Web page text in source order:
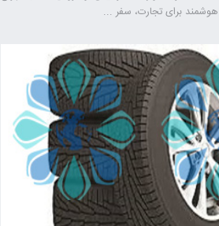
برای تجارت، سفر ...